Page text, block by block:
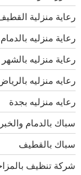
رعاية منزلية
رعاية منزليه
رعاية منزليه
رعايه منزليه
رعايه منزليه بجدة
سباك بالدمام والخبر
سباك بالقطيف
شركة تنظيف